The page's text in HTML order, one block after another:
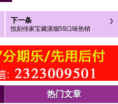
下一条
悦刻传家宝藏溪烟59口味热销
热门文章